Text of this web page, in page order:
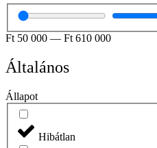
Ft 50 000 — Ft 610 000
Általános
Állapot
Hibátlan